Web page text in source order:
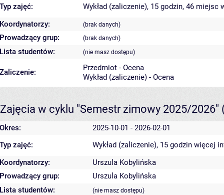
Typ zajęć:
Wykład (zaliczenie), 15 godzin, 46 miejsc
Koordynatorzy:
(brak danych)
Prowadzący grup: (brak danych)
Lista studentów: (nie masz dostępu)
Zaliczenie:
Przedmiot - Ocena
Wykład (zaliczenie) - Ocena
Zajęcia w cyklu "Semestr zimowy 2025/2026"
Okres:
2025-10-01 - 2026-02-01
Typ zajęć:
Wykład (zaliczenie), 15 godzin więcej
Koordynatorzy:
Urszula Kobylińska
Prowadzący grup:
Urszula Kobylińska
Lista studentów:
(nie masz dostępu)